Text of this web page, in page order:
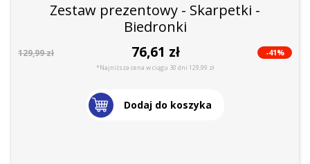
Zestaw prezentowy - Skarpetki -
Biedronki
129,99 zł 76,61 zł -41%
*Najniższa cena w ciągu 30 dni 129,99 zł
Dodaj do koszyka